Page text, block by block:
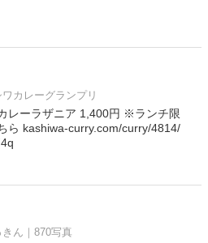
ワカレーグランプリ
レーラザニア 1,400円 ※ランチ限
ら kashiwa-curry.com/curry/4814/
きん｜870写真